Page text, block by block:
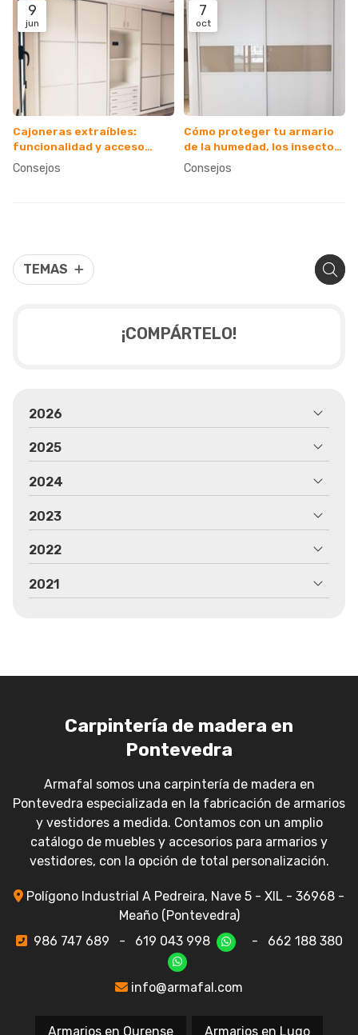
TEMAS
9
jun
Cajoneras extraíbles:
funcionalidad y acceso
rápido a tus prendas
Consejos
7
oct
Cómo proteger tu armario
de la humedad, los insectos
y el polvo
Consejos
¡COMPÁRTELO!
2026
2025
2024
2023
2022
2021
Carpintería de madera en
Pontevedra
Armafal somos una carpintería de madera en
Pontevedra especializada en la fabricación de armarios
y vestidores a medida. Contamos con un amplio
catálogo de muebles y accesorios para armarios y
vestidores, con la opción de total personalización.
Polígono Industrial A Pedreira, Nave 5 - XIL - 36968 -
Meaño (Pontevedra)
986 747 689
- 619 043 998 - 662 188 380
info@armafal.com
Armarios en Ourense Armarios en Lugo